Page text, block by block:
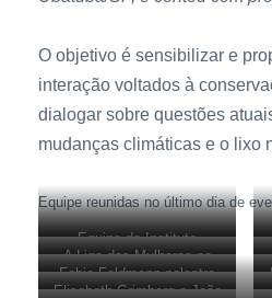
O objetivo é sensibilizar e
interação voltados à
dialogar sobre questões
mudanças climáticas e o lixo
Equipe reunidas no último dia de
Equipe do Instituto
Argonauta e Aquário de
Ubatuba
A Liga das Mulheres no
Oceano.
Fabio Feldmann palestra
Elisabeth Grimberg e João